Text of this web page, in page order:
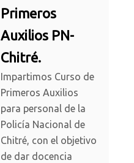
Primeros
Auxilios PN-
Chitré.
Impartimos Curso de
Primeros Auxilios
para personal de la
Policía Nacional de
Chitré, con el objetivo
de dar docencia